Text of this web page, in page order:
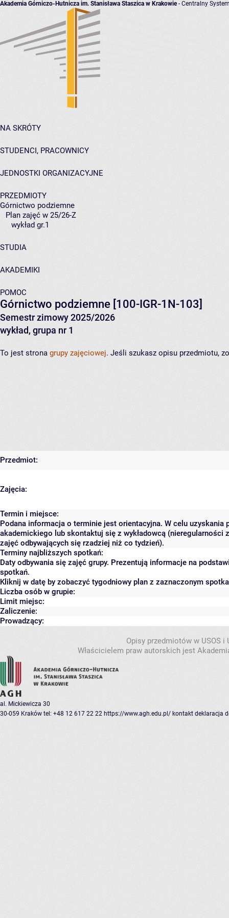
Akademia Górniczo-Hutnicza im. Stanisława Staszica w Krakowie- Centralny
NA SKRÓTY
STUDENCI, PRACOWNICY
JEDNOSTKI ORGANIZACYJNE
PRZEDMIOTY
Górnictwo podziemne
Plan zajęć w 25/26-Z
wykład gr.1
STUDIA
AKADEMIKI
POMOC
Górnictwo podziemne [100-IGR-1N-103]
Semestr zimowy 2025/2026
wykład, grupa nr 1
To jest strona grupy zajęciowej. Jeśli szukasz opisu przedmiotu,
Przedmiot:
Zajęcia:
Termin i miejsce:
Podana informacja o terminie jest orientacyjna. W celu
akademickiego lub skontaktuj się z wykładowcą (nieregularności
zajęć odbywających się rzadziej niż co tydzień).
Terminy najbliższych spotkań:
Daty odbywania się zajęć grupy. Prezentują informacje na
spotkań.
Kliknij w datę by zobaczyć tygodniowy plan z zaznaczonym
Liczba osób w grupie:
Limit miejsc:
Zaliczenie:
Prowadzący:
Opisy przedmiotów w USOS
Właścicielem praw autorskich jest
al. Mickiewicza 30
30-059 Kraków tel: +48 12 617 22 22 https://www.agh.edu.pl/ kontakt deklaracja